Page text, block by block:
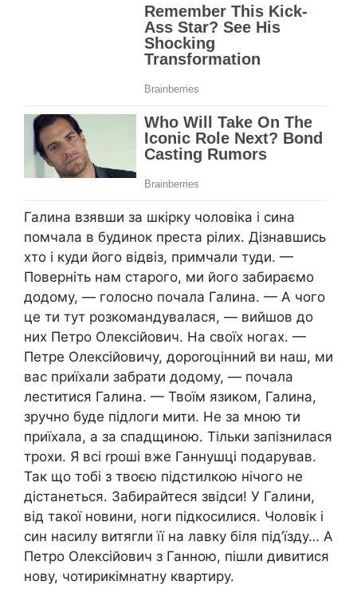
Галина взявши за шкірку чоловіка і сина
помчала в будинок преста рілих. Дізнавшись
хто і куди його відвіз, примчали туди. —
Поверніть нам старого, ми його забираємо
додому, — голосно почала Галина. — А чого
це ти тут розкомандувалася, — вийшов до
них Петро Олексійович. На своїх ногах. —
Петре Олексійовичу, дороrоцінний ви наш, ми
вас приїхали забрати додому, — почала
леститися Галина. — Твоїм язиком, Галина,
зручно буде підлоги мити. Не за мною ти
приїхала, а за спадщиною. Тільки запізнилася
трохи. Я всі rроші вже Ганнушці подарував.
Так що тобі з твоєю підстилкою нічого не
дістанеться. Забирайтеся звідси! У Галини,
від такої новини, ноги підкосилися. Чоловік і
син насилу витягли її на лавку біля під’їзду… А
Петро Олексійович з Ганною, пішли дивитися
нову, чотирикімнатну квартиру.